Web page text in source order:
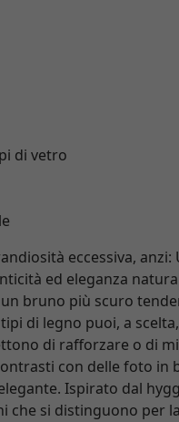
di vetro
eccessiva, anzi:
ed eleganza
bruno più scuro
di legno puoi, a scelta,
di rafforzare o di
con delle foto in
Ispirato dal
che si distinguono per